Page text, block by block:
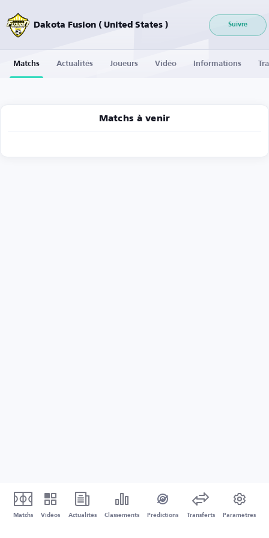
Dakota Fusion ( United States ) Suivre
Matchs Actualités Joueurs Vidéo Informations
Matchs à venir
Matchs Vidéos Actualités Classements Prédictions Transferts Paramètres